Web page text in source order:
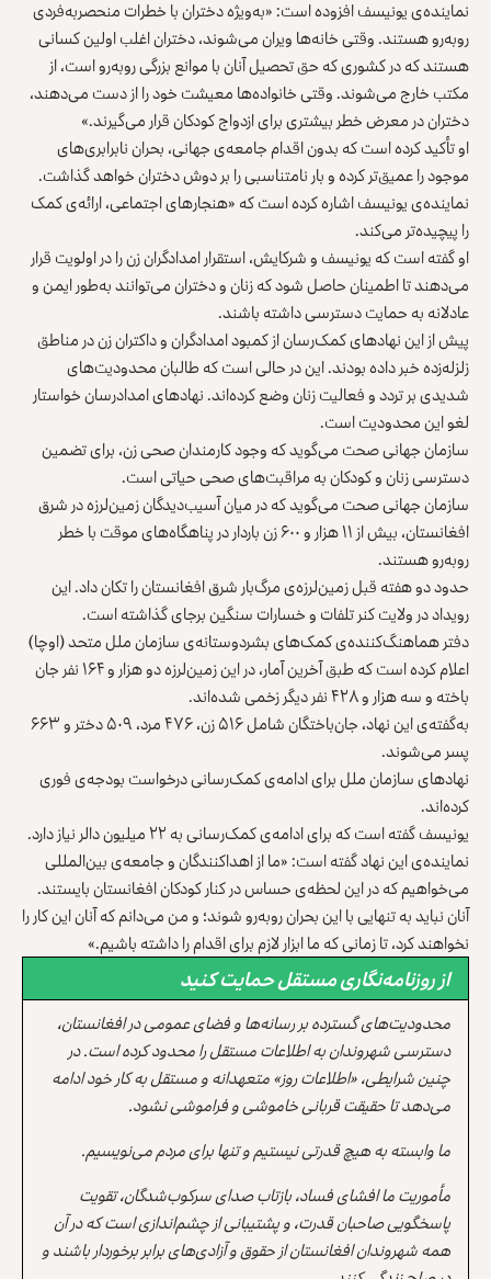
نماینده‌ی یونیسف افزوده است: «به‌ویژه دختران با خطرات منحصربه‌فردی
‏روبه‌رو هستند. وقتی خانه‌ها ویران می‌شوند، دختران اغلب اولین کسانی
هستند ‏که در کشوری که حق تحصیل آنان با موانع بزرگی روبه‌رو است، از
مکتب ‏خارج می‌شوند. وقتی خانواده‌ها معیشت خود را از دست می‌دهند،
دختران در ‏معرض خطر بیشتری برای ازدواج کودکان قرار می‌گیرند.»‏
او تأکید کرده است که بدون اقدام جامعه‌ی جهانی، بحران نابرابری‌های
موجود را ‏عمیق‌تر کرده و بار نامتناسبی را بر دوش دختران خواهد گذاشت.
نماینده‌ی یونیسف اشاره کرده است که «هنجارهای اجتماعی، ارائه‌ی کمک
را ‏پیچیده‌تر می‌کند.‏
او گفته است که یونیسف و شرکایش، استقرار امدادگران زن را در اولویت قرار
‏می‌دهند تا اطمینان حاصل شود که زنان و دختران می‌توانند به‌طور ایمن و
‏عادلانه به حمایت دسترسی داشته باشند.
پیش از این نهادهای کمک‌رسان از کمبود امدادگران و داکتران زن در مناطق
‏زلزله‌زده خبر داده بودند. این در حالی است که طالبان محدودیت‌های
شدیدی بر ‏تردد و فعالیت زنان وضع کرده‌اند. نهادهای امدادرسان خواستار
لغو این ‏محدودیت است.‏
سازمان جهانی صحت می‌گوید که وجود کارمندان صحی زن، برای تضمین
دسترسی ‏زنان و کودکان به ‏مراقبت‌های صحی حیاتی است.‏
سازمان جهانی صحت می‌گوید که در میان آسیب‌دیدگان زمین‌لرزه در شرق
‌‏افغانستان، بیش از ۱۱ هزار و ۶۰۰ زن باردار در پناهگاه‌های موقت با ‏خطر
‏روبه‌رو هستند.‏
‏حدود دو هفته قبل زمین‌لرزه‌ی مرگ‌بار شرق افغانستان را تکان داد. این
رویداد ‌‏در ولایت کنر تلفات و خسارات سنگین برجای گذاشته است.‏
دفتر هماهنگ‌کننده‌ی کمک‌های بشردوستانه‌ی سازمان ملل متحد (اوچا)
‏اعلام ‏کرده است که طبق آخرین آمار، در این زمین‌لرزه دو هزار و ‌‏۱۶۴ نفر جان
‏باخته و سه هزار و ۴۲۸ نفر دیگر زخمی شده‌اند.‏
به‌گفته‌ی این نهاد، جان‌باختگان شامل ۵۱۶ زن، ۴۷۶ مرد، ۵۰۹ دختر و ‌‏۶۶۳
‏پسر می‌شوند.‏
نهادهای سازمان ملل برای ادامه‌ی کمک‌رسانی درخواست بودجه‌ی فوری
کرده‌اند.‏
یونیسف گفته است که برای ادامه‌ی کمک‌رسانی به ۲۲ میلیون دالر نیاز دارد.‏
نماینده‌ی این نهاد گفته است: «ما از اهداکنندگان و جامعه‌ی بین‌المللی
می‌خواهیم که ‏در این لحظه‌ی حساس در کنار کودکان افغانستان بایستند.
آنان نباید به تنهایی با ‏این بحران روبه‌رو شوند؛ و من می‌دانم که آنان این کار را
نخواهند کرد، تا زمانی ‏که ما ابزار لازم برای اقدام را داشته باشیم.»‏
از روزنامه‌نگاری مستقل حمایت کنید
محدودیت‌های گسترده بر رسانه‌ها و فضای عمومی در افغانستان،
دسترسی شهروندان به اطلاعات مستقل را محدود کرده است. در
چنین شرایطی، «اطلاعات روز» متعهدانه و مستقل به کار خود ادامه
می‌دهد تا حقیقت قربانی خاموشی و فراموشی نشود.
ما وابسته به هیچ قدرتی نیستیم و تنها برای مردم می‌نویسیم.
مأموریت ما افشای فساد، بازتاب صدای سرکوب‌شدگان، تقویت
پاسخگویی صاحبان قدرت، و پشتیبانی از چشم‌اندازی است که در آن
همه شهروندان افغانستان از حقوق و آزادی‌های برابر برخوردار باشند و